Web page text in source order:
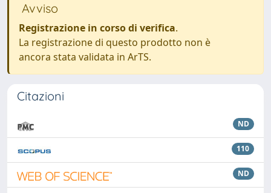
Avviso
Registrazione in corso di verifica.
La registrazione di questo prodotto non è
ancora stata validata in ArTS.
Citazioni
ND
110
ND